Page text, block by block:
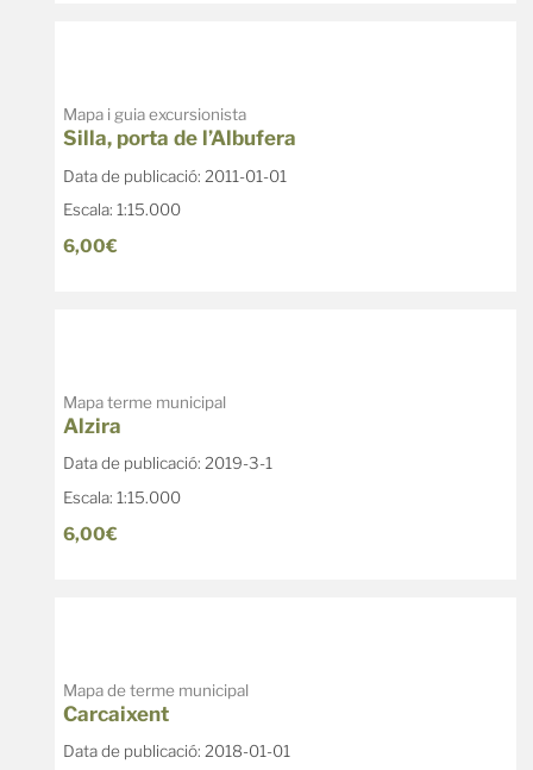
Mapa i guia excursionista
Silla, porta de l’Albufera
Data de publicació: 2011-01-01
Escala: 1:15.000
6,00€
Mapa terme municipal
Alzira
Data de publicació: 2019-3-1
Escala: 1:15.000
6,00€
Mapa de terme municipal
Carcaixent
Data de publicació: 2018-01-01